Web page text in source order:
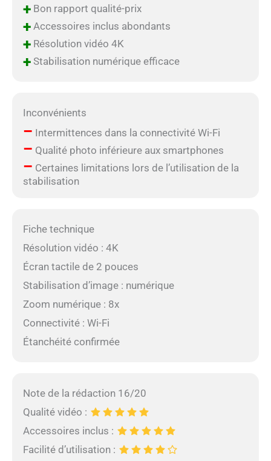
+Bon rapport qualité-prix
+Accessoires inclus abondants
+Résolution vidéo 4K
+Stabilisation numérique efficace
Inconvénients
– Intermittences dans la connectivité Wi-Fi
– Qualité photo inférieure aux smartphones
– Certaines limitations lors de l’utilisation de la
stabilisation
Fiche technique
Résolution vidéo : 4K
Écran tactile de 2 pouces
Stabilisation d’image : numérique
Zoom numérique : 8x
Connectivité : Wi-Fi
Étanchéité confirmée
Note de la rédaction 16/20
Qualité vidéo :
Accessoires inclus :
Facilité d’utilisation :